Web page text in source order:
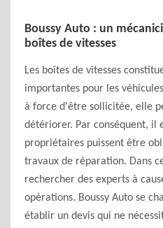
Boussy Auto : un
boîtes de vitesses
Les boîtes de vitesses
importantes pour les
à force d'être sollicitée, elle
détériorer. Par conséquent, il
propriétaires puissent être
travaux de réparation. Dans
rechercher des experts à
opérations. Boussy Auto se
établir un devis qui ne